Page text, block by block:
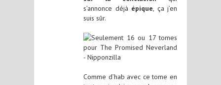
s’annonce déjà épique, ça j’en
suis sûr.
Comme d’hab avec ce tome en